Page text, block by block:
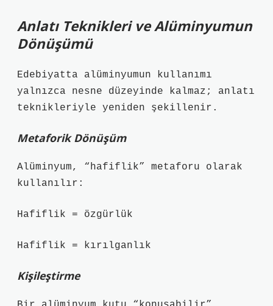
Anlatı Teknikleri ve Alüminyumun
Dönüşümü
Edebiyatta alüminyumun kullanımı
yalnızca nesne düzeyinde kalmaz; anlatı
teknikleriyle yeniden şekillenir.
Metaforik Dönüşüm
Alüminyum, “hafiflik” metaforu olarak
kullanılır:
Hafiflik = özgürlük
Hafiflik = kırılganlık
Kişileştirme